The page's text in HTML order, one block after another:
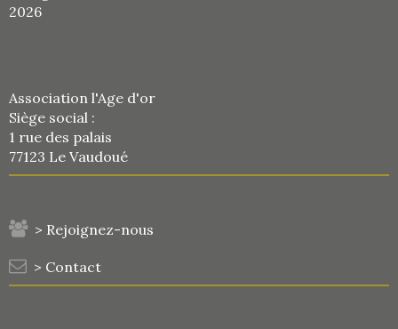
Association l'Age d'or
Siège social :
1 rue des palais
77123 Le Vaudoué
> Rejoignez-nous
> Contact